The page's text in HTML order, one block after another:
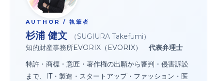
AUTHOR / 執筆者
杉浦 健文
（SUGIURA Takefumi）
知的財産事務所EVORIX（EVORIX） 代表弁理士
特許・商標・意匠・著作権の出願から審判・侵害訴訟
まで、IT・製造・スタートアップ・ファッション・医